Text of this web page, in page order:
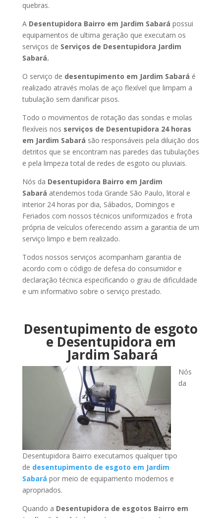
quebras.
A Desentupidora Bairro em Jardim Sabará possui
equipamentos de ultima geração que executam os
serviços de Serviços de Desentupidora Jardim
Sabará.
O serviço de desentupimento em Jardim Sabará é
realizado através molas de aço flexível que limpam a
tubulação sem danificar pisos.
Todo o movimentos de rotação das sondas e molas
flexíveis nos serviços de Desentupidora 24 horas
em Jardim Sabará são responsáveis pela diluição dos
detritos que se encontram nas paredes das tubulações
e pela limpeza total de redes de esgoto ou pluviais.
Nós da Desentupidora Bairro em Jardim
Sabará atendemos toda Grande São Paulo, litoral e
interior 24 horas por dia, Sábados, Domingos e
Feriados com nossos técnicos uniformizados e frota
própria de veículos oferecendo assim a garantia de um
serviço limpo e bem realizado.
Todos nossos serviços acompanham garantia de
acordo com o código de defesa do consumidor e
declaração técnica especificando o grau de dificuldade
e um informativo sobre o serviço prestado.
Desentupimento de esgoto
e Desentupidora em
Jardim Sabará
Nós
da
Desentupidora Bairro executamos qualquer tipo
de desentupimento de esgoto em Jardim
Sabará por meio de equipamento modernos e
apropriados.
Quando a Desentupidora de esgotos Bairro em